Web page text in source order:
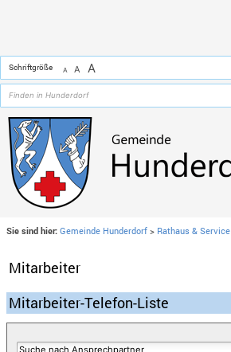
Schriftgröße A A A
Sie sind hier: Gemeinde Hunderdorf > Rathaus & Service
Mitarbeiter
Mitarbeiter-Telefon-Liste